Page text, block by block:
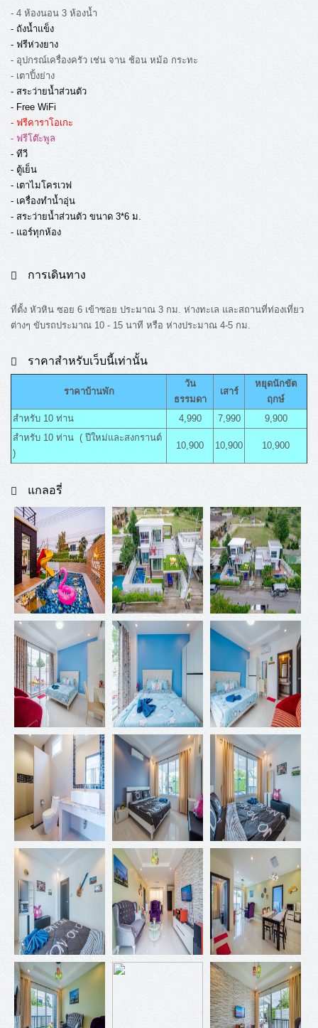
- 4 ห้องนอน 3 ห้องน้ำ
- ถังน้ำแข็ง
- ฟรีห่วงยาง
- อุปกรณ์เครื่องครัว เช่น จาน ช้อน หม้อ กระทะ
- เตาปิ้งย่าง
- สระว่ายน้ำส่วนตัว
- Free WiFi
- ฟรีคาราโอเกะ
- ฟรีโต๊ะพูล
- ทีวี
- ตู้เย็น
- เตาไมโครเวฟ
- เครื่องทำน้ำอุ่น
- สระว่ายน้ำส่วนตัว ขนาด 3*6 ม.
- แอร์ทุกห้อง
การเดินทาง
ที่ตั้ง หัวหิน ซอย 6 เข้าซอย ประมาณ 3 กม. ห่างทะเล และสถานที่ท่องเที่ยว
ต่างๆ ขับรถประมาณ 10 - 15 นาที หรือ ห่างประมาณ 4-5 กม.
ราคาสำหรับเว็บนี้เท่านั้น
ราคาบ้านพัก
วัน
ธรรมดา
เสาร์
หยุดนักขัต
ฤกษ์
สำหรับ 10 ท่าน
4,990 7,990
9,900
สำหรับ 10 ท่าน ( ปีใหม่และสงกรานต์
)
10,900 10,900 10,900
แกลอรี่